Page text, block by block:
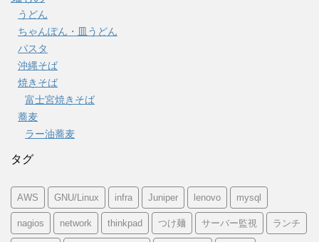
うどん
ちゃんぽん・皿うどん
パスタ
沖縄そば
焼きそば
富士宮焼きそば
蕎麦
ラー油蕎麦
タグ
AWS GNU/Linux infra Juniper lenovo mysql
nagios network thinkpad つけ麺 サーバー監視 ランチ